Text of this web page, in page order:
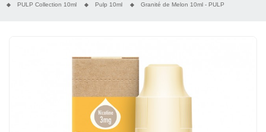
PULP Collection 10ml
Pulp 10ml Granité de Melon 10ml - PULP